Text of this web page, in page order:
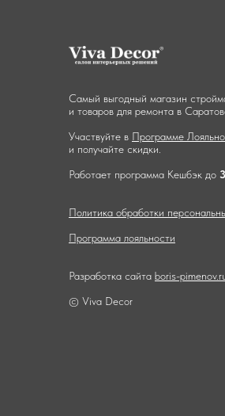
Самый выгодный магазин
и товаров для ремонта в
Участвуйте в Программе
и получайте скидки.
Работает программа Кешбэк до
Политика обработки
Программа лояльности
Разработка сайта boris-
© Viva Decor